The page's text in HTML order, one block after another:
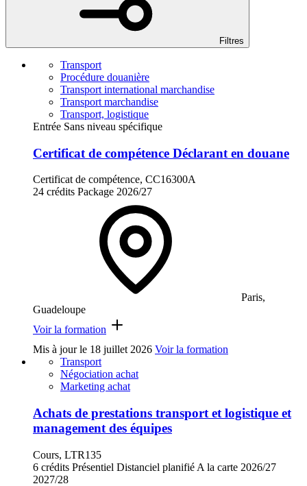
Filtres
Transport
Procédure douanière
Transport international marchandise
Transport marchandise
Transport, logistique
Entrée Sans niveau spécifique
Certificat de compétence Déclarant en douane
Certificat de compétence, CC16300A
24 crédits Package 2026/27
Paris,
Guadeloupe
Voir la formation
Mis à jour le 18 juillet 2026 Voir la formation
Transport
Négociation achat
Marketing achat
Achats de prestations transport et logistique et
management des équipes
Cours, LTR135
6 crédits Présentiel Distanciel planifié A la carte 2026/27
2027/28